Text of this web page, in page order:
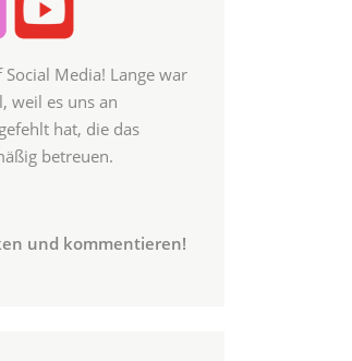
Media! Lange war
weil es uns an
hat, die das
betreuen.
und kommentieren!